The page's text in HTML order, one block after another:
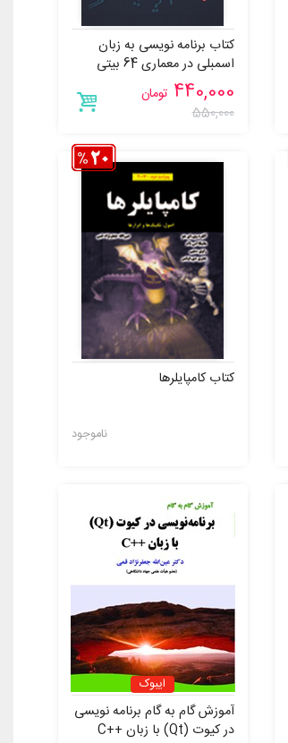
کتاب برنامه نویسی به زبان
اسمبلی در معماری 64 بیتی
مدرن - همراه با مثال های
آموزشی و هدفمند
440,000 تومان
550,000
کتاب کامپایلرها
ناموجود
ایبوک
آموزش گام به گام برنامه نویسی
در کیوت (Qt) با زبان ++C